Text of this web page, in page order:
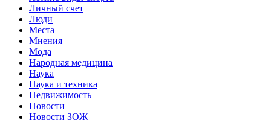
Личный счет
Люди
Места
Мнения
Мода
Народная медицина
Наука
Наука и техника
Недвижимость
Новости
Новости ЗОЖ